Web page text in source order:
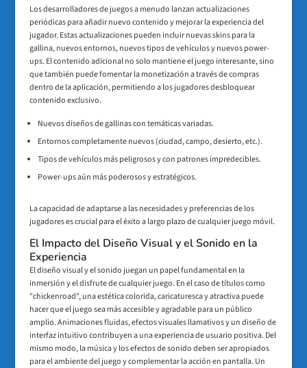
Los desarrolladores de juegos a menudo lanzan actualizaciones
periódicas para añadir nuevo contenido y mejorar la experiencia del
jugador. Estas actualizaciones pueden incluir nuevas skins para la
gallina, nuevos entornos, nuevos tipos de vehículos y nuevos power-
ups. El contenido adicional no solo mantiene el juego interesante, sino
que también puede fomentar la monetización a través de compras
dentro de la aplicación, permitiendo a los jugadores desbloquear
contenido exclusivo.
Nuevos diseños de gallinas con temáticas variadas.
Entornos completamente nuevos (ciudad, campo, desierto, etc.).
Tipos de vehículos más peligrosos y con patrones impredecibles.
Power-ups aún más poderosos y estratégicos.
La capacidad de adaptarse a las necesidades y preferencias de los
jugadores es crucial para el éxito a largo plazo de cualquier juego móvil.
El Impacto del Diseño Visual y el Sonido en la
Experiencia
El diseño visual y el sonido juegan un papel fundamental en la
inmersión y el disfrute de cualquier juego. En el caso de títulos como
"chickenroad", una estética colorida, caricaturesca y atractiva puede
hacer que el juego sea más accesible y agradable para un público
amplio. Animaciones fluidas, efectos visuales llamativos y un diseño de
interfaz intuitivo contribuyen a una experiencia de usuario positiva. Del
mismo modo, la música y los efectos de sonido deben ser apropiados
para el ambiente del juego y complementar la acción en pantalla. Un